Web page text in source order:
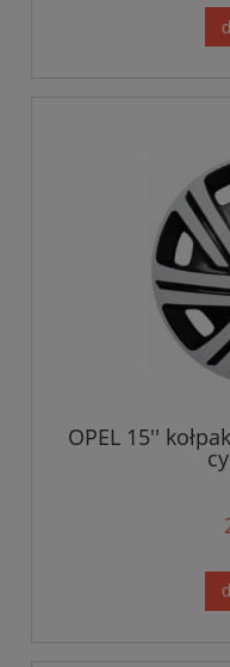
OPEL 15''